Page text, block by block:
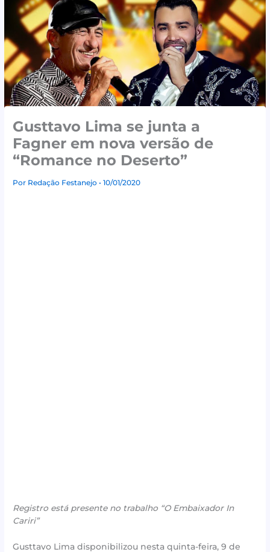
Gusttavo Lima se junta a
Fagner em nova versão de
“Romance no Deserto”
Por Redação Festanejo• 10/01/2020
Registro está presente no trabalho “O Embaixador In
Cariri”
Gusttavo Lima disponibilizou nesta quinta-feira, 9 de